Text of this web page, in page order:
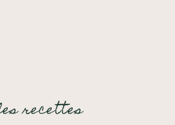
recettes